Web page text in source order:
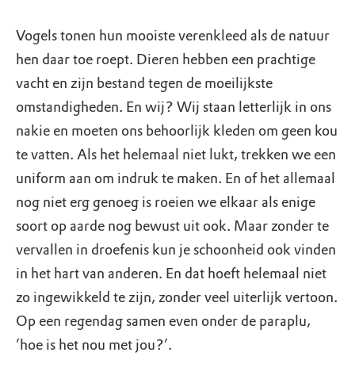
Vogels tonen hun mooiste verenkleed als de natuur
hen daar toe roept. Dieren hebben een prachtige
vacht en zijn bestand tegen de moeilijkste
omstandigheden. En wij? Wij staan letterlijk in ons
nakie en moeten ons behoorlijk kleden om geen kou
te vatten. Als het helemaal niet lukt, trekken we een
uniform aan om indruk te maken. En of het allemaal
nog niet erg genoeg is roeien we elkaar als enige
soort op aarde nog bewust uit ook. Maar zonder te
vervallen in droefenis kun je schoonheid ook vinden
in het hart van anderen. En dat hoeft helemaal niet
zo ingewikkeld te zijn, zonder veel uiterlijk vertoon.
Op een regendag samen even onder de paraplu,
’hoe is het nou met jou?’.